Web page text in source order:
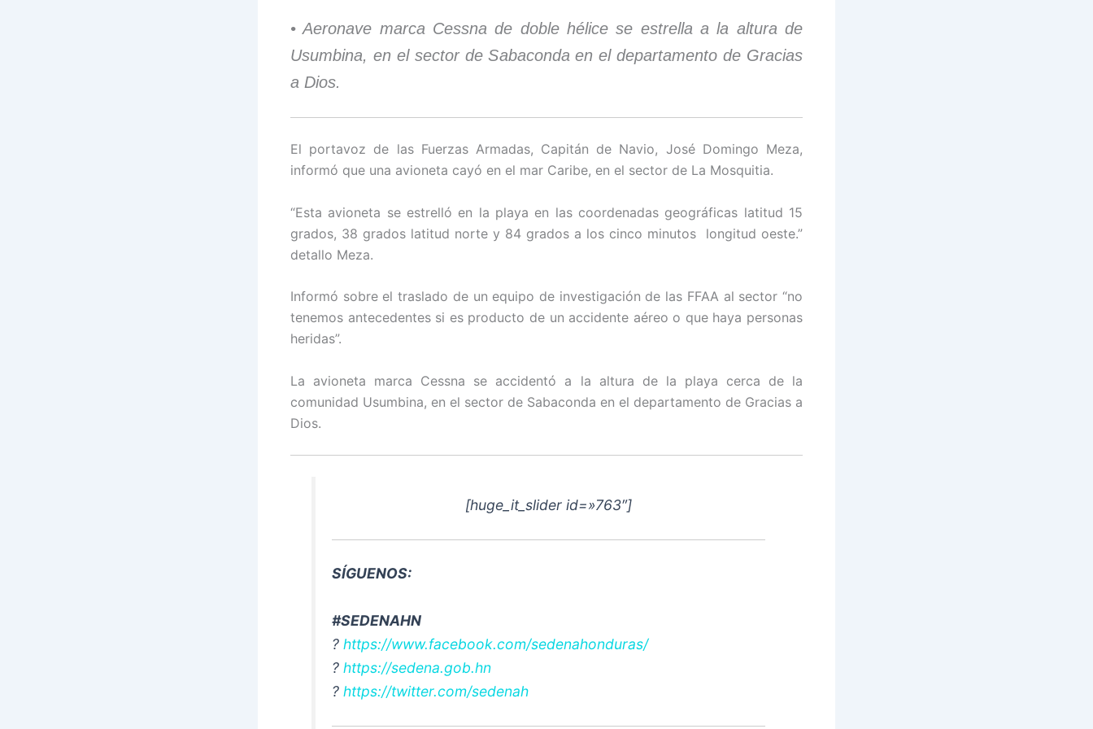
• Aeronave marca Cessna de doble hélice se estrella a la altura de
Usumbina, en el sector de Sabaconda en el departamento de Gracias
a Dios.
El portavoz de las Fuerzas Armadas, Capitán de Navio, José Domingo Meza,
informó que una avioneta cayó en el mar Caribe, en el sector de La Mosquitia.
“Esta avioneta se estrelló en la playa en las coordenadas geográficas latitud 15
grados, 38 grados latitud norte y 84 grados a los cinco minutos longitud oeste.”
detallo Meza.
Informó sobre el traslado de un equipo de investigación de las FFAA al sector “no
tenemos antecedentes si es producto de un accidente aéreo o que haya personas
heridas”.
La avioneta marca Cessna se accidentó a la altura de la playa cerca de la
comunidad Usumbina, en el sector de Sabaconda en el departamento de Gracias a
Dios.
[huge_it_slider id=»763″]
SÍGUENOS:
#SEDENAHN
?https://www.facebook.com/sedenahonduras/
?https://sedena.gob.hn
?https://twitter.com/sedenah